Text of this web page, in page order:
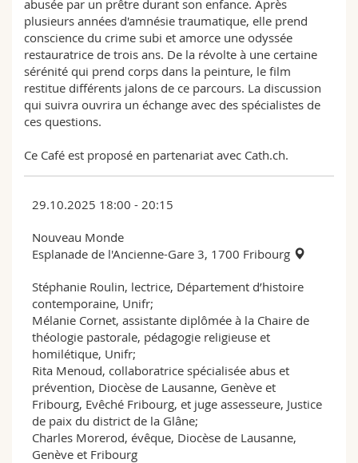
abusée par un prêtre durant son enfance. Après
plusieurs années d'amnésie traumatique, elle prend
conscience du crime subi et amorce une odyssée
restauratrice de trois ans. De la révolte à une certaine
sérénité qui prend corps dans la peinture, le film
restitue différents jalons de ce parcours. La discussion
qui suivra ouvrira un échange avec des spécialistes de
ces questions.
Ce Café est proposé en partenariat avec Cath.ch.
29.10.2025 18:00 - 20:15
Nouveau Monde
Esplanade de l'Ancienne-Gare 3, 1700 Fribourg
Stéphanie Roulin, lectrice, Département d’histoire
contemporaine, Unifr;
Mélanie Cornet, assistante diplômée à la Chaire de
théologie pastorale, pédagogie religieuse et
homilétique, Unifr;
Rita Menoud, collaboratrice spécialisée abus et
prévention, Diocèse de Lausanne, Genève et
Fribourg, Evêché Fribourg, et juge assesseure, Justice
de paix du district de la Glâne;
Charles Morerod, évêque, Diocèse de Lausanne,
Genève et Fribourg